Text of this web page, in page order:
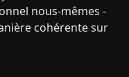
nous-mêmes -
cohérente sur